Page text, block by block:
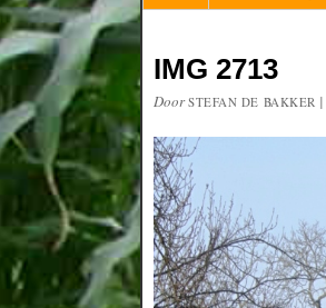
IMG 2713
DoorSTEFAN DE BAKKER |